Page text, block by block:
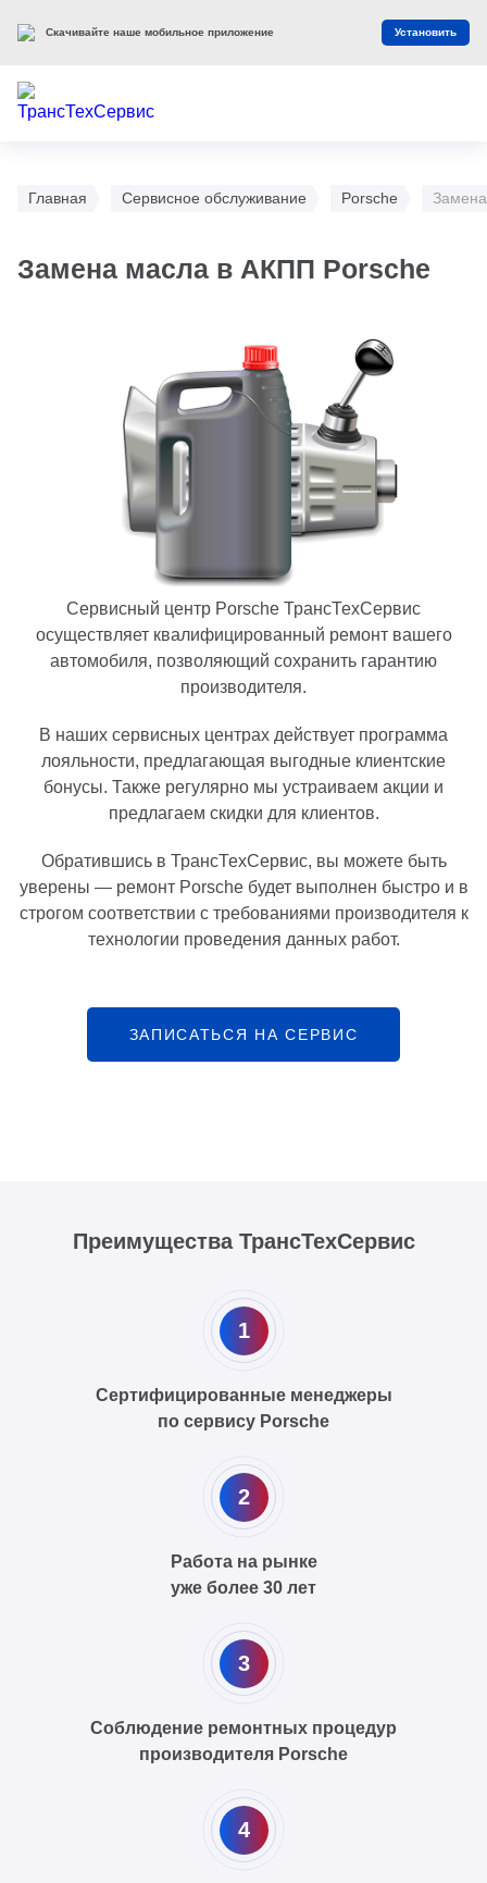
Главная Сервисное обслуживание Porsche
Замена масла в АКПП Porsche
Сервисный центр Porsche ТрансТехСервис
осуществляет квалифицированный ремонт вашего
автомобиля, позволяющий сохранить гарантию
производителя.
В наших сервисных центрах действует программа
лояльности, предлагающая выгодные клиентские
бонусы. Также регулярно мы устраиваем акции и
предлагаем скидки для клиентов.
Обратившись в ТрансТехСервис, вы можете быть
уверены — ремонт Porsche будет выполнен быстро и в
строгом соответствии с требованиями производителя к
технологии проведения данных работ.
ЗАПИСАТЬСЯ НА СЕРВИС
Преимущества ТрансТехСервис
1
Сертифицированные менеджеры
по сервису Porsche
2
Работа на рынке
уже более 30 лет
3
Соблюдение ремонтных процедур
производителя Porsche
4
Скачивайте наше мобильное приложение Установить